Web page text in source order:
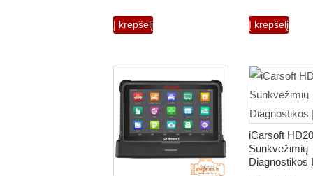
Į krepšelį Į krepšelį
iCarsoft
Sunkvežimių
Diagnostikos